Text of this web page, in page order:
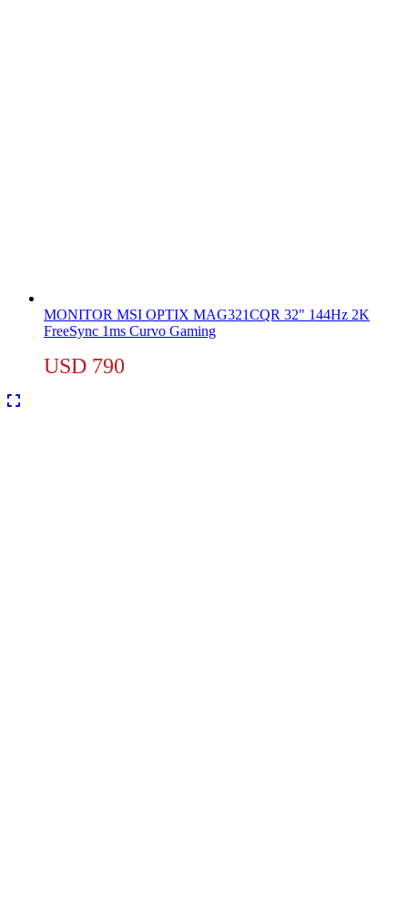
MONITOR MSI OPTIX MAG321CQR 32" 144Hz 2K
FreeSync 1ms Curvo Gaming
USD 790